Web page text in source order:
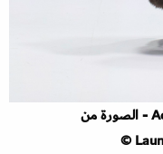
معطف من عرض Acne Studios - الصورة من